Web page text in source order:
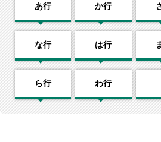
あ行 か行
な行 は行
ら行 わ行